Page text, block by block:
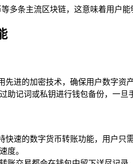
多条主流区块链，这意味着用户
先进的加密技术，确保用户数字
助记词或私钥进行钱包备份，一
快速的数字货币转账功能，用户
度。